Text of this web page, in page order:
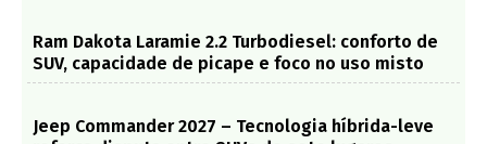
Ram Dakota Laramie 2.2 Turbodiesel: conforto de
SUV, capacidade de picape e foco no uso misto
Jeep Commander 2027 – Tecnologia híbrida-leve